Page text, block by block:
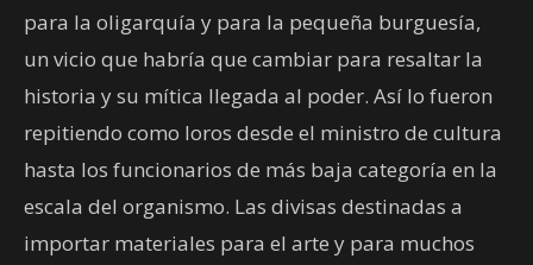
para la oligarquía y para la pequeña burguesía,
un vicio que habría que cambiar para resaltar la
historia y su mítica llegada al poder. Así lo fueron
repitiendo como loros desde el ministro de cultura
hasta los funcionarios de más baja categoría en la
escala del organismo. Las divisas destinadas a
importar materiales para el arte y para muchos